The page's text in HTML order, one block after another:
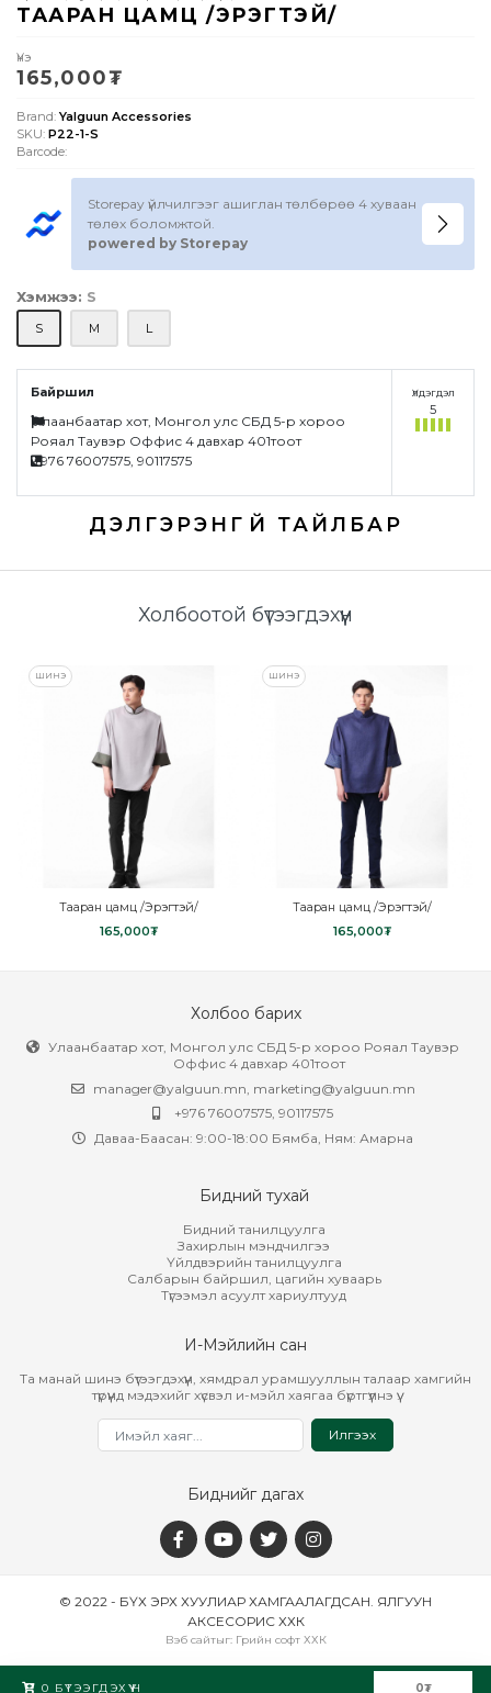
ТААРАН ЦАМЦ /ЭРЭГТЭЙ/
Үнэ
165,000₮
Brand: Yalguun Accessories
SKU: P22-1-S
Barcode:
Storepay үйлчилгээг ашиглан төлбөрөө 4 хуваан
төлөх боломжтой.
powered by Storepay
Хэмжээ: S
S M L
Байршил
Улаанбаатар хот, Монгол улс СБД 5-р хороо
Рояал Таувэр Оффис 4 давхар 401тоот
+976 76007575, 90117575
Үлдэгдэл
5
Үзүүлэлтүүд
Холбоотой бүтээгдэхүүн
ШИНЭ
Тааран цамц /Эрэгтэй/
165,000₮
ШИНЭ
Тааран цамц /Эрэгтэй/
165,000₮
Холбоо барих
Улаанбаатар хот, Монгол улс СБД 5-р хороо Рояал Таувэр
Оффис 4 давхар 401тоот
manager@yalguun.mn marketing@yalguun.mn
+976 76007575, 90117575
Даваа-Баасан: 9:00-18:00 Бямба, Ням: Амарна
Бидний тухай
Бидний танилцуулга
Захирлын мэндчилгээ
Үйлдвэрийн танилцуулга
Салбарын байршил, цагийн хуваарь
Түгээмэл асуулт хариултууд
И-Мэйлийн сан
Та манай шинэ бүтээгдэхүүн, хямдрал урамшууллын талаар хамгийн
түрүүнд мэдэхийг хүсвэл и-мэйл хаягаа бүртгүүлнэ үү.
Илгээх
Биднийг дагах
© 2022 - БҮХ ЭРХ ХУУЛИАР ХАМГААЛАГДСАН. ЯЛГУУН
АКСЕСОРИС ХХК
Вэб сайтыг: Грийн софт ХХК
0 БҮТЭЭГДЭХҮҮН 0₮